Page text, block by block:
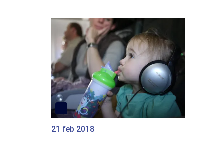
21 feb 2018